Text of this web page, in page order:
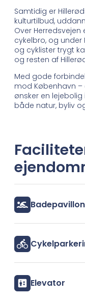
Samtidig er
kulturtilbud,
Over
cykelbro, og under
og cyklister trygt
og resten af
Med gode
mod København –
ønsker en
både natur, byliv
Badepavillon
Elevator